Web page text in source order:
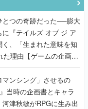
とつの奇跡だった──膨大
『テイルズ オブ ジ ア
、「生まれた意味を知
た理由【ゲームの企画
ンシング」させるの
当時の企画書とキャラ
津秋敏がRPGに生み出